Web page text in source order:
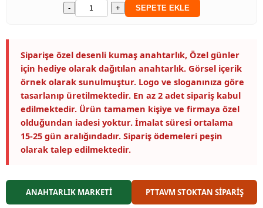
- + SEPETE EKLE
Siparişe özel desenli kumaş anahtarlık, Özel günler
için hediye olarak dağıtılan anahtarlık. Görsel içerik
örnek olarak sunulmuştur. Logo ve sloganınıza göre
tasarlanıp üretilmektedir. En az 2 adet sipariş kabul
edilmektedir. Ürün tamamen kişiye ve firmaya özel
olduğundan iadesi yoktur. İmalat süresi ortalama
15-25 gün aralığındadır. Sipariş ödemeleri peşin
olarak talep edilmektedir.
ANAHTARLIK MARKETİ PTTAVM STOKTAN SİPARİŞ